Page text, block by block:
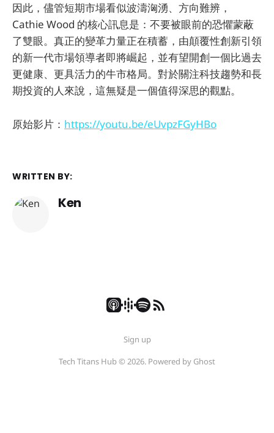
因此，儘管短期市場看似波濤洶湧、方向難辨，
Cathie Wood 的核心訊息是：不要被眼前的恐懼蒙蔽
了雙眼。真正的變革力量正在積蓄，由顛覆性創新引領
的新一代市場領導者即將崛起，並有望開創一個比過去
更健康、更具活力的牛市格局。對於關注科技趨勢和長
期投資的人來說，這無疑是一個值得深思的觀點。
原始影片： https://youtu.be/eUvpzFGyHBo
WRITTEN BY:
Ken
Sign up
Tech Titans Hub © 2026. Powered by Ghost